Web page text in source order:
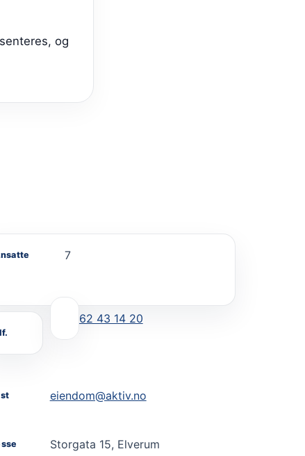
og
7
62 43 14 20
eiendom@aktiv.no
Storgata 15, Elverum